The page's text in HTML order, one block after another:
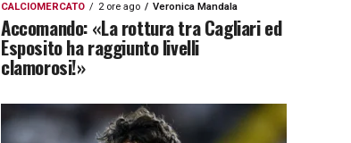
CALCIOMERCATO 2 ore ago Veronica Mandala
Accomando: «La rottura tra Cagliari ed
Esposito ha raggiunto livelli
clamorosi!»